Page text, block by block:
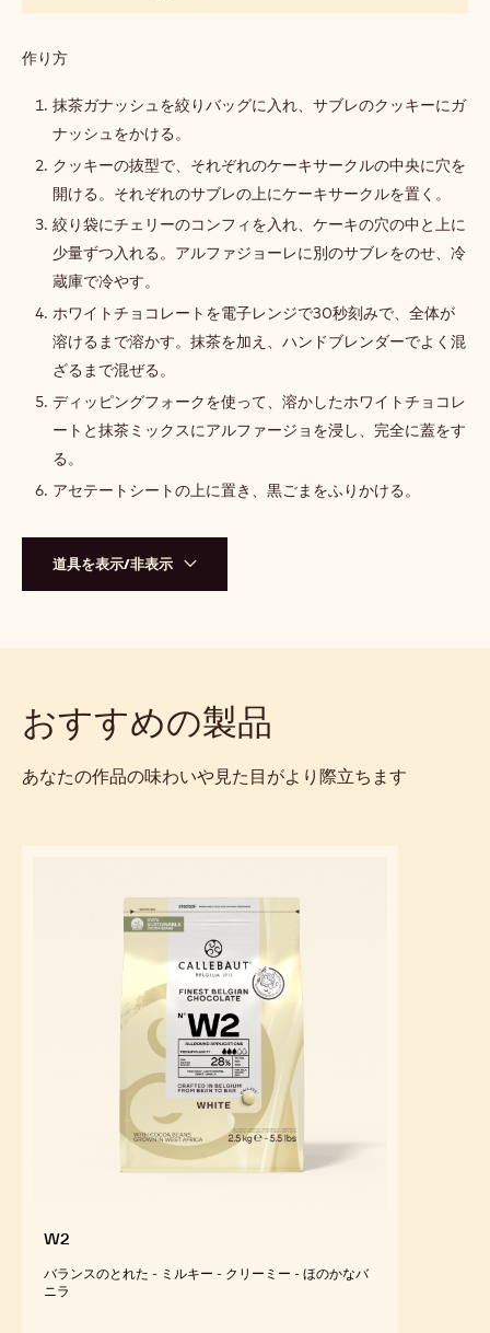
作り方
み
て・
仕
げ
抹茶ガナッシュを絞りバッグに入れ、サブレのクッキーにガ
ナッシュをかける。
クッキーの抜型で、それぞれのケーキサークルの中央に穴を
開ける。それぞれのサブレの上にケーキサークルを置く。
絞り袋にチェリーのコンフィを入れ、ケーキの穴の中と上に
少量ずつ入れる。アルファジョーレに別のサブレをのせ、冷
蔵庫で冷やす。
ホワイトチョコレートを電子レンジで30秒刻みで、全体が
溶けるまで溶かす。抹茶を加え、ハンドブレンダーでよく混
ざるまで混ぜる。
ディッピングフォークを使って、溶かしたホワイトチョコレ
ートと抹茶ミックスにアルファージョを浸し、完全に蓋をす
る。
アセテートシートの上に置き、黒ごまをふりかける。
道具を表示/非表示
おすすめの製品
あなたの作品の味わいや見た目がより際立ちます
W2
バランスのとれた - ミルキー - クリーミー - ほのかなバ
ニラ